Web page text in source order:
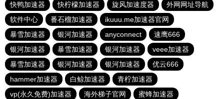
快鸭加速器
快柠檬加速器 旋风加速度器
外网网址导航
软件中心
番石榴加速器
ikuuu.me加速器官网
暴雪加速器
银河加速器 anyconnect
速鹰666
银河加速器
暴雪加速器 银河加速器
veee加速器
暴雪加速器
银河加速器 银河加速器
优云666
hammer加速器
白鲸加速器
青柠加速器
vp(永久免费)加速器
海外梯子官网 蜜蜂加速器